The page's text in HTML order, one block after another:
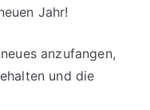
Jahr!
anzufangen,
und die